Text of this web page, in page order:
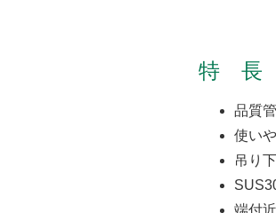
特 長
品質
使い
吊り
端付